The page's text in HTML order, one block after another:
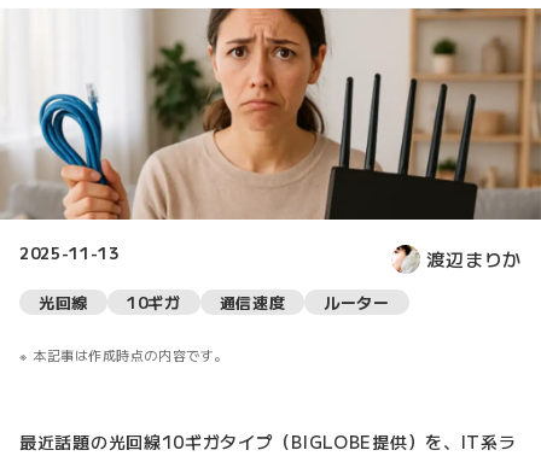
2025-11-13 渡辺まりか
光回線 10ギガ 通信速度 ルーター
本記事は作成時点の内容です。
最近話題の光回線10ギガタイプ（BIGLOBE提供）を、IT系ラ